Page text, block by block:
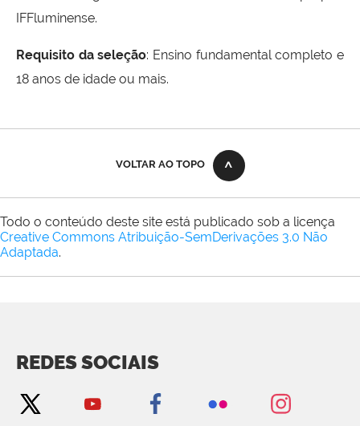
IFFluminense.
Requisito da seleção: Ensino fundamental completo e
18 anos de idade ou mais.
VOLTAR AO TOPO
Todo o conteúdo deste site está publicado sob a licença
Creative Commons Atribuição-SemDerivações 3.0 Não
Adaptada.
REDES SOCIAIS